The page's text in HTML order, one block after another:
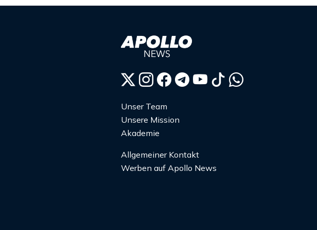
Unser Team
Unsere Mission
Akademie
Allgemeiner Kontakt
Werben auf Apollo News